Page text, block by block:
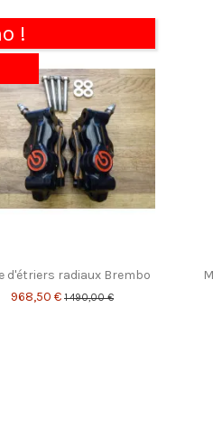
!
d'étriers radiaux Brembo
968,50 € 1 490,00 €